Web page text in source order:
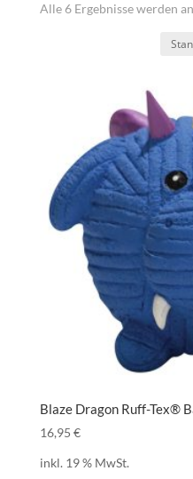
Alle 6 Ergebnisse werden
Blaze Dragon Ruff-Tex®
16,95 €
inkl. 19 % MwSt.